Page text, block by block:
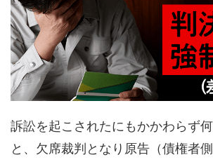
訴訟を起こされたにもかかわらず
と、欠席裁判となり原告（債権者